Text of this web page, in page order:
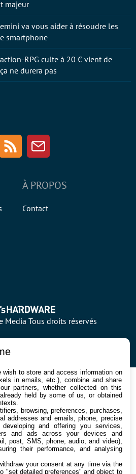
RSS Newsletter
À PROPOS
Contact
Tous droits réservés
majeur
va vous aider à résoudre les
smartphone
RPG culte à 20 € vient de
ne durera pas
wish to store and access information on
in emails, etc.), combine and share
partners, whether collected on this
held by some of us, or obtained
browsing, preferences, purchases,
addresses and emails, phone, precise
and offering you services,
and ads across your devices and
post, SMS, phone, audio, and video),
their performance, and analysing
your consent at any time via the
"set detailed preferences" and object to